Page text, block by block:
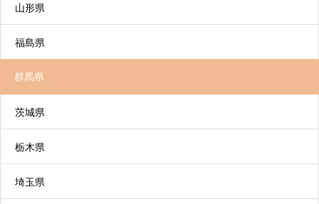
るために理学療法士、作業療法士などがリハビリ
リハビリ特化型デイサービスとデイケアの違いに
ついて
山形県
福島県
群馬県
茨城県
栃木県
埼玉県